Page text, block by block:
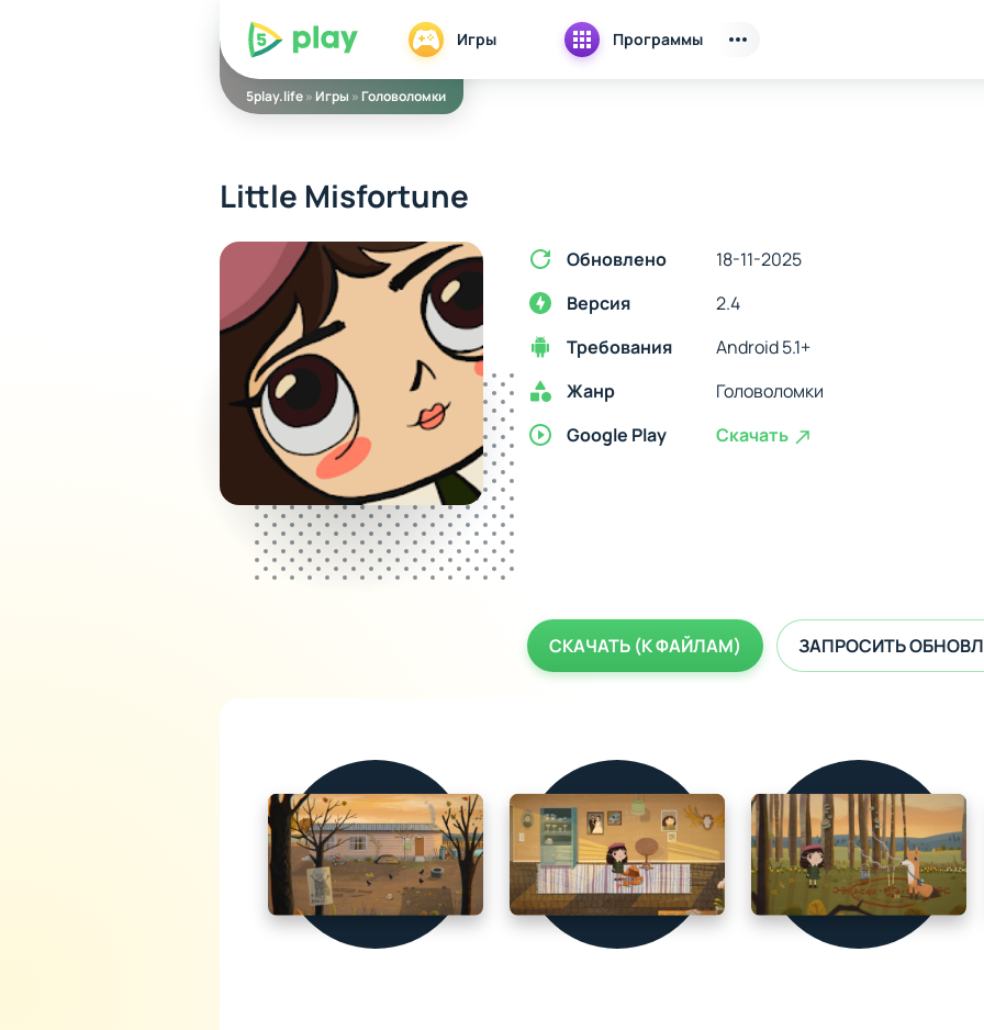
5play Игры Программы
5play.life»Игры »Головоломки
Little Misfortune
Обновлено
18-11-2025
Версия
2.4
Требования
Android 5.1+
Жанр
Головоломки
Google Play
Скачать
СКАЧАТЬ (К ФАЙЛАМ) ЗАПРОСИТЬ